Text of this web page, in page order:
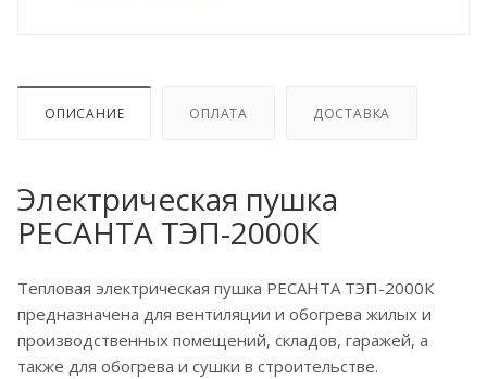
ОПИСАНИЕ ОПЛАТА ДОСТАВКА
Электрическая пушка
РЕСАНТА ТЭП-2000К
Тепловая электрическая пушка РЕСАНТА ТЭП-2000К
предназначена для вентиляции и обогрева жилых и
производственных помещений, складов, гаражей, а
также для обогрева и сушки в строительстве.